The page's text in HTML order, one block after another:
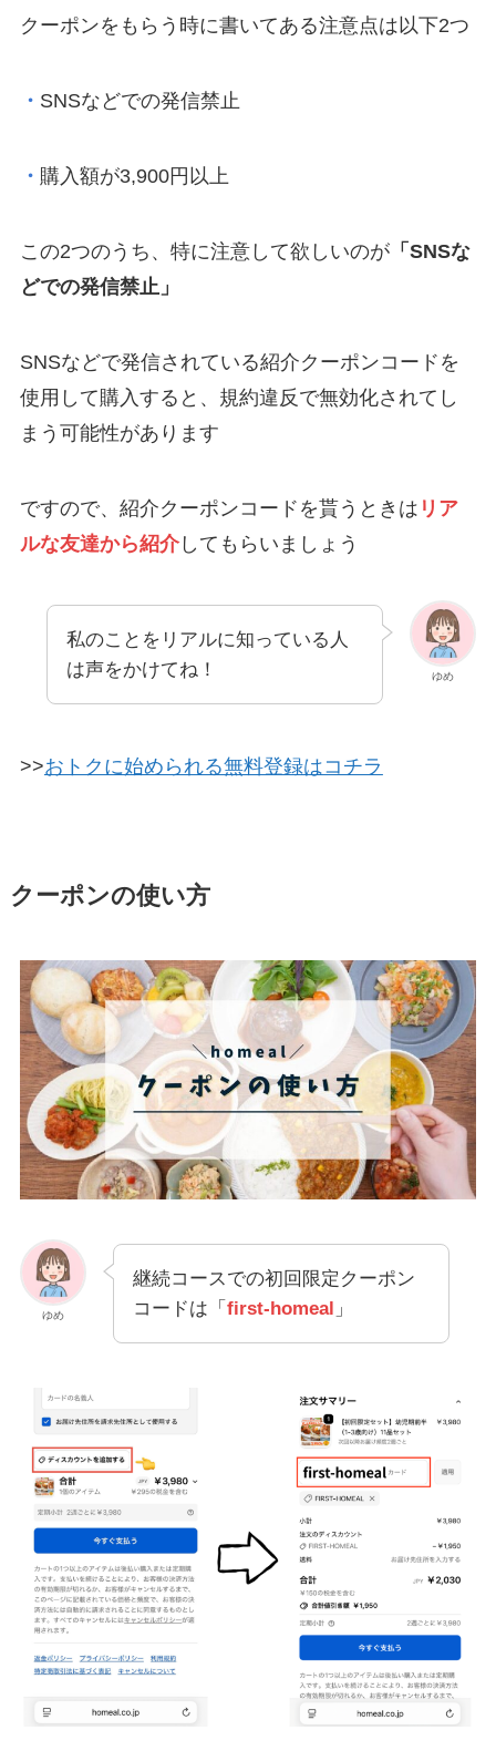
クーポンをもらう時に書いてある注意点は以下2つ
・ SNSなどでの発信禁止
・ 購入額が3,900円以上
この2つのうち、特に注意して欲しいのが「SNSな
どでの発信禁止」
SNSなどで発信されている紹介クーポンコードを
使用して購入すると、規約違反で無効化されてし
まう可能性があります
ですので、紹介クーポンコードを貰うときは リア
ルな友達から紹介してもらいましょう
ゆめ
私のことをリアルに知っている人
は声をかけてね！
>>おトクに始められる無料登録はコチラ
クーポンの使い方
ゆめ
継続コースでの初回限定クーポン
コードは「 first-homeal 」